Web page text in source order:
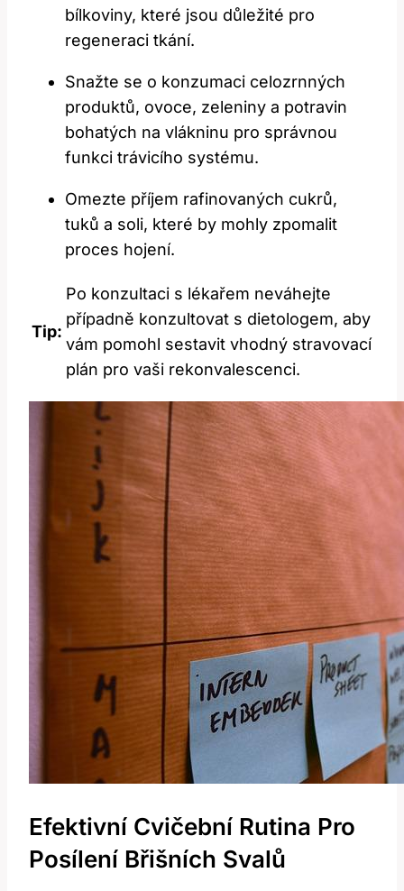
bílkoviny, které jsou důležité pro
regeneraci tkání.
Snažte se o konzumaci celozrnných
produktů, ovoce, zeleniny a potravin
bohatých na vlákninu pro správnou
funkci trávicího systému.
Omezte příjem rafinovaných cukrů,
tuků a soli, které by mohly zpomalit
proces hojení.
Tip:
Po konzultaci s lékařem neváhejte
případně konzultovat s dietologem, aby
vám pomohl sestavit vhodný stravovací
plán pro vaši rekonvalescenci.
Efektivní Cvičební Rutina Pro
Posílení Břišních Svalů